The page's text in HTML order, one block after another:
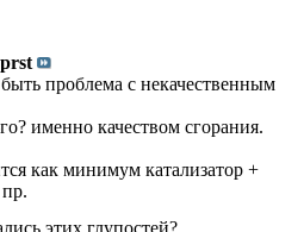
проблема с некачественным
именно качеством сгорания.
как минимум катализатор +